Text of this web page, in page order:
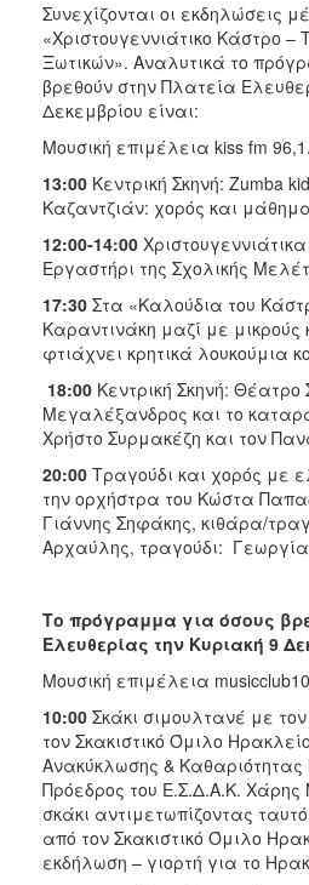
ΤΟΠΟΣ
ΠΟΛΙΤΙΣΜΟΣ
ΑΝΘΕΚΤΙΚΗ
ΠΟΛΗ
Συνεχίζονται οι εκδηλώσεις
«Χριστουγεννιάτικο Κάστρο
Ξωτικών». Αναλυτικά το
βρεθούν στην Πλατεία
Δεκεμβρίου είναι:
Μουσική επιμέλεια kiss fm 96,1.
13:00 Κεντρική Σκηνή: Zumba
Καζαντζιάν: χορός και
12:00-14:00
Εργαστήρι της Σχολικής
17:30 Στα «Kαλούδια του
Καραντινάκη μαζί με
φτιάχνει κρητικά λουκούμια
18:00 Κεντρική Σκηνή: Θέατρο
Μεγαλέξανδρος και το
Χρήστο Συρμακέζη και τον
20:00 Τραγούδι και χορός με
την ορχήστρα του Κώστα
Γιάννης Σηφάκης, κιθάρα/
Αρχαύλης, τραγούδι:
Το πρόγραμμα για όσους
Ελευθερίας την Κυριακή 9
Μουσική επιμέλεια
10:00 Σκάκι σιμουλτανέ με
τον Σκακιστικό Όμιλο
Ανακύκλωσης & Καθαριότητας
Πρόεδρος του Ε.Σ.Δ.Α.Κ.
σκάκι αντιμετωπίζοντας
από τον Σκακιστικό Όμιλο
εκδήλωση – γιορτή για το